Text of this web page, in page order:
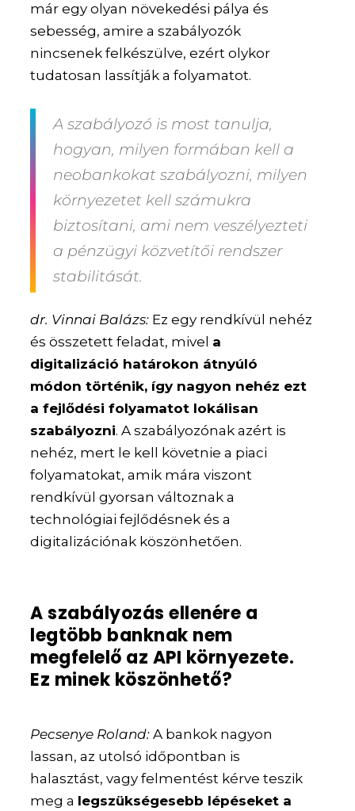
már egy olyan növekedési pálya és
sebesség, amire a szabályozók
nincsenek felkészülve, ezért olykor
tudatosan lassítják a folyamatot.
A szabályozó is most tanulja,
hogyan, milyen formában kell a
neobankokat szabályozni, milyen
környezetet kell számukra
biztosítani, ami nem veszélyezteti
a pénzügyi közvetítői rendszer
stabilitását.
dr. Vinnai Balázs: Ez egy rendkívül nehéz
és összetett feladat, mivel a
digitalizáció határokon átnyúló
módon történik, így nagyon nehéz ezt
a fejlődési folyamatot lokálisan
szabályozni. A szabályozónak azért is
nehéz, mert le kell követnie a piaci
folyamatokat, amik mára viszont
rendkívül gyorsan változnak a
technológiai fejlődésnek és a
digitalizációnak köszönhetően.
A szabályozás ellenére a
legtöbb banknak nem
megfelelő az API környezete.
Ez minek köszönhető?
Pecsenye Roland: A bankok nagyon
lassan, az utolsó időpontban is
halasztást, vagy felmentést kérve teszik
meg a legszükségesebb lépéseket a